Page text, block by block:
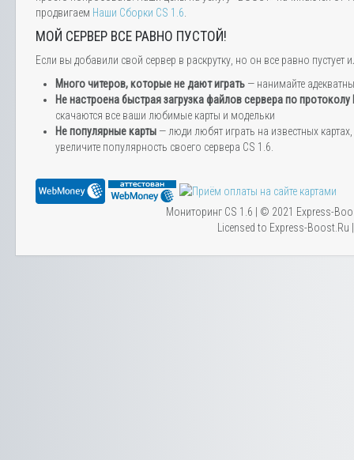
продвигаем Наши Сборки CS 1.6
МОЙ СЕРВЕР ВСЕ РАВНО ПУСТОЙ!
Если вы добавили свой сервер в раскрутку, но он все равно
Много читеров, которые не дают играть — нанимайте
Не настроена быстрая загрузка файлов сервера по протоколу
скачаются все ваши любимые карты и модельки
Не популярные карты — люди любят играть на известных
увеличите популярность своего сервера CS 1.6.
Мониторинг CS 1.6 | © 2021 Express-
Licensed to Express-